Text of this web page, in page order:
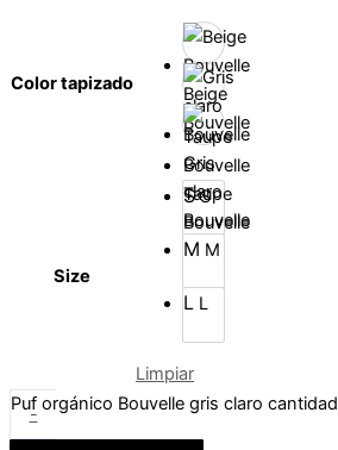
Color tapizado
Beige
Bouvelle
Gris
claro
Bouvelle
Taupe
Bouvelle
Size
S S
M M
L L
Limpiar
-
Puf orgánico Bouvelle gris claro cantidad